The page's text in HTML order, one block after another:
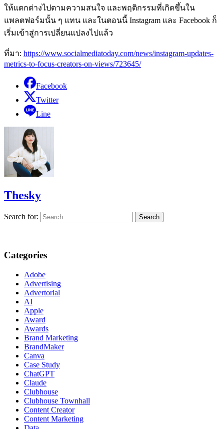
ให้แตกต่างไปตามความสนใจ และพฤติกรรมที่เกิดขึ้นใน
แพลตฟอร์มนั้น ๆ แทน และในตอนนี้ Instagram และ Facebook ก็
เริ่มเข้าสู่การเปลี่ยนแปลงไปแล้ว
ที่มา: https://www.socialmediatoday.com/news/instagram-updates-
metrics-to-focus-creators-on-views/723645/
Facebook
Twitter
Line
Thesky
Search for:
Categories
Adobe
Advertising
Advertorial
AI
Apple
Award
Awards
Brand Marketing
BrandMaker
Canva
Case Study
ChatGPT
Claude
Clubhouse
Clubhouse Townhall
Content Creator
Content Marketing